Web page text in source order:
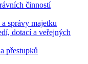
činností
správy majetku
dotací a veřejných
přestupků